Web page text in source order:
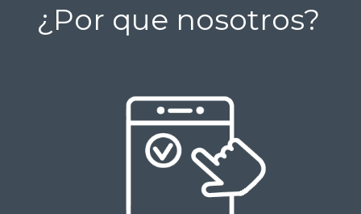
¿Por que nosotros?